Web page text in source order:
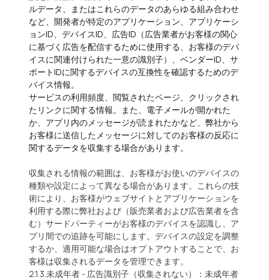
ルデータ、またはこれらのデータのあらゆる組み合わせ
など、開発者が特定のアプリケーション、アプリケーシ
ョンID、デバイスID、広告ID（広告業者がお客様の関心
に基づく広告を配信するために使用する、お客様のデバ
イスに関連付けられた一意の識別子）、ベンダーID、サ
ポートIDに関するデバイスの互換性を確認するためのデ
バイス情報。
サービスの利用頻度、閲覧されたページ、クリックされ
たリンクに関する情報。また、電子メールが開かれた
か、アプリ内のメッセージが読まれたかなど、弊社から
お客様に送信したメッセージに対してのお客様の反応に
関するデータを収集する場合があります。
収集される情報の範囲は、お客様がお使いのデバイスの
種類や設定によって異なる場合があります。これらの技
術により、お客様がウェブサイトとアプリケーションを
利用する際に弊社および（販売業者および広告業者を含
む）サードパーティーがお客様のデバイスを認識し、ア
プリ間での追跡を可能にします。デバイスの設定を調整
するか、適用可能な場合はオプトアウトすることで、お
客様は収集されるデータを管理できます。
2.1.3.未成年者 - 広告識別子（収集されない）：未成年者